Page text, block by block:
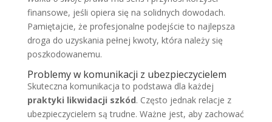
finansowe, jeśli opiera się na solidnych dowodach.
Pamiętajcie, że profesjonalne podejście to najlepsza
droga do uzyskania pełnej kwoty, która należy się
poszkodowanemu.
Problemy w komunikacji z ubezpieczycielem
Skuteczna komunikacja to podstawa dla każdej
praktyki likwidacji szkód. Często jednak relacje z
ubezpieczycielem są trudne. Ważne jest, aby zachować